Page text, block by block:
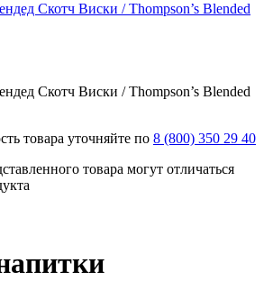
Скотч Виски / Thompson’s Blended
Скотч Виски / Thompson’s Blended
товара уточняйте по 8 (800) 350 29 40
товара могут отличаться